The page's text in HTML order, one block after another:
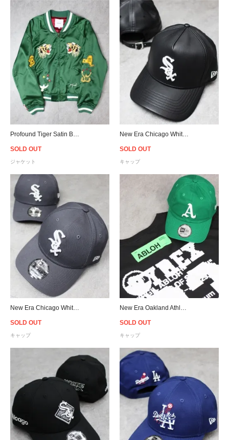
SOLD OUT
ジャケット
New Era Chicago White Sox 9Forty K-Frame PU Leather Cap - Black
SOLD OUT
キャップ
New Era Chicago White Sox 9Forty Strapback Cap - C.Grey
SOLD OUT
キャップ
SOLD OUT
キャップ